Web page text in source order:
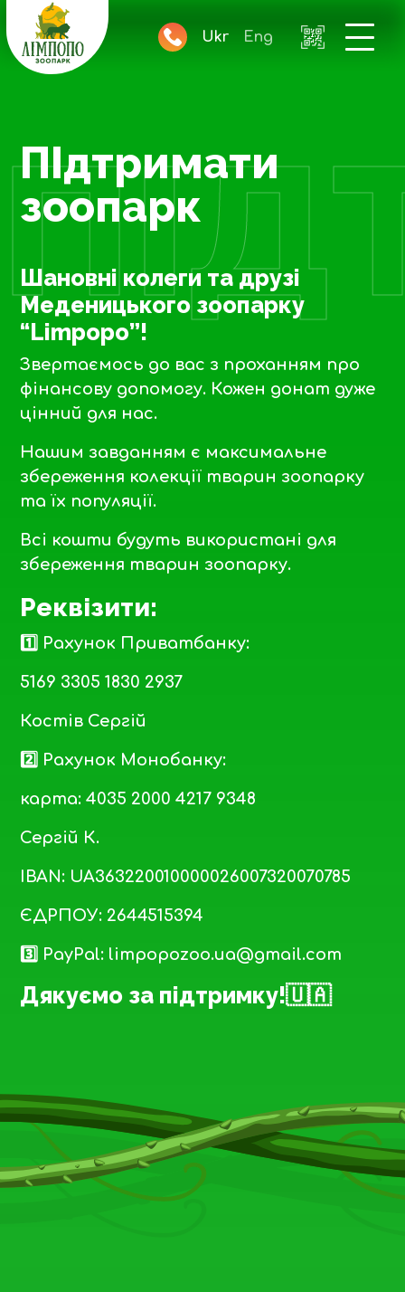
Ukr Eng
ПІдтримати
зоопарк
Шановні колеги та друзі
Меденицького зоопарку
“Limpopo”!
Звертаємось до вас з проханням про
фінансову допомогу. Кожен донат дуже
цінний для нас.
Нашим завданням є максимальне
збереження колекції тварин зоопарку
та їх популяції.
Всі кошти будуть використані для
збереження тварин зоопарку.
Реквізити:
1️⃣ Рахунок Приватбанку:
5169 3305 1830 2937
Костів Сергій
2️⃣ Рахунок Монобанку:
карта: 4035 2000 4217 9348
Сергій К.
IBAN: UA363220010000026007320070785
ЄДРПОУ: 2644515394
3️⃣ PayPal: limpopozoo.ua@gmail.com
Дякуємо за підтримку!🇺🇦